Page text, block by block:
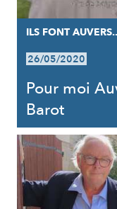
ILS FONT
26/05/2020
Pour moi
Barot